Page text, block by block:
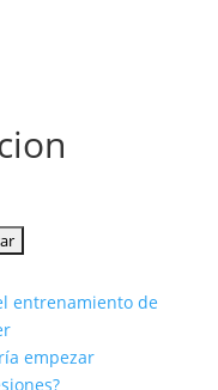
entrenamiento de
empezar